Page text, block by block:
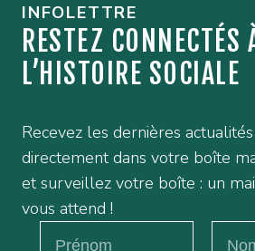
INFOLETTRE
RESTEZ CONNECTÉS
L’HISTOIRE SOCIALE
Recevez les dernières
directement dans votre boîte
et surveillez votre boîte : un
vous attend !